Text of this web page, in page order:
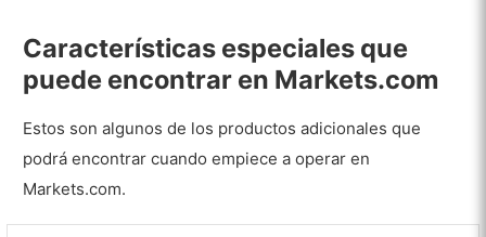
Características especiales que
puede encontrar en Markets.com
Estos son algunos de los productos adicionales que
podrá encontrar cuando empiece a operar en
Markets.com.